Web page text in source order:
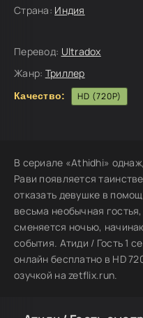
Страна: Индия
Перевод: Ultradox
Жанр: Триллер
Качество: HD (720P)
В сериале «Athidhi»
Рави появляется
отказать девушке в
весьма необычная
сменяется ночью,
события. Атиди / Гость 1
онлайн бесплатно в HD
озучкой на zetflix.run.